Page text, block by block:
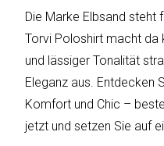
Katalog
erstellen
Preisliste
Die Marke Elbsand steht
Torvi Poloshirt macht da
und lässiger Tonalität
Eleganz aus. Entdecken
Komfort und Chic –
jetzt und setzen Sie auf